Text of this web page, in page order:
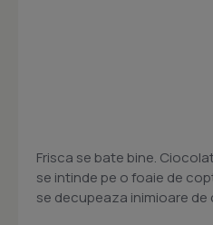
Frisca se bate bine.
se intinde pe o foaie de
se decupeaza inimioare de